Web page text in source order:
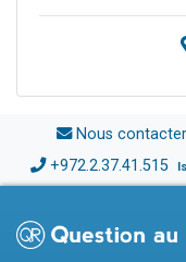
Nous contacter
+972.2.37.41.515